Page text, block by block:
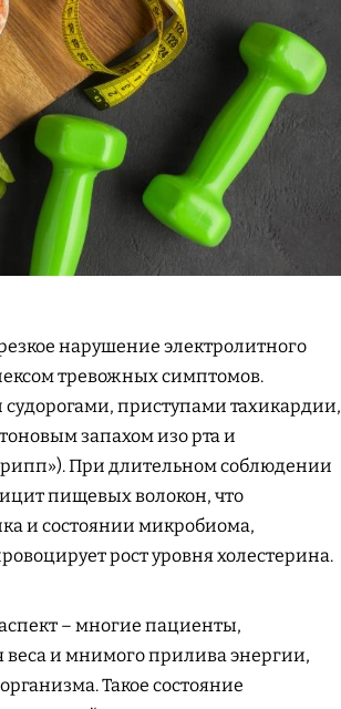
нарушение электролитного
тревожных симптомов.
приступами тахикардии,
запахом изо рта и
При длительном соблюдении
пищевых волокон, что
и состоянии микробиома,
рост уровня холестерина.
– многие пациенты,
и мнимого прилива энергии,
Такое состояние